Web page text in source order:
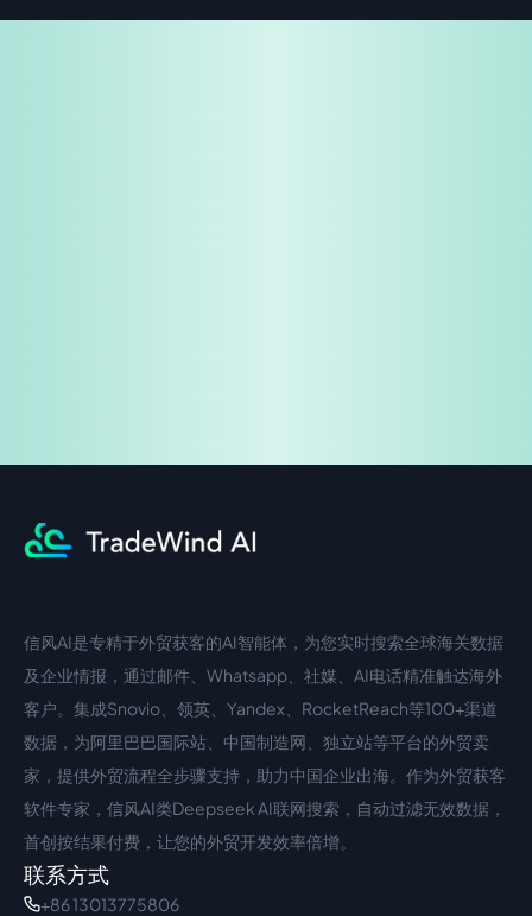
中文入口
信风AI是专精于外贸获客的AI智能体，为您实时搜索全球海关数据
及企业情报，通过邮件、Whatsapp、社媒、AI电话精准触达海外
客户。集成Snovio、领英、Yandex、RocketReach等100+渠道
数据，为阿里巴巴国际站、中国制造网、独立站等平台的外贸卖
家，提供外贸流程全步骤支持，助力中国企业出海。作为外贸获客
软件专家，信风AI类Deepseek AI联网搜索，自动过滤无效数据，
首创按结果付费，让您的外贸开发效率倍增。
联系方式
+86 13013775806